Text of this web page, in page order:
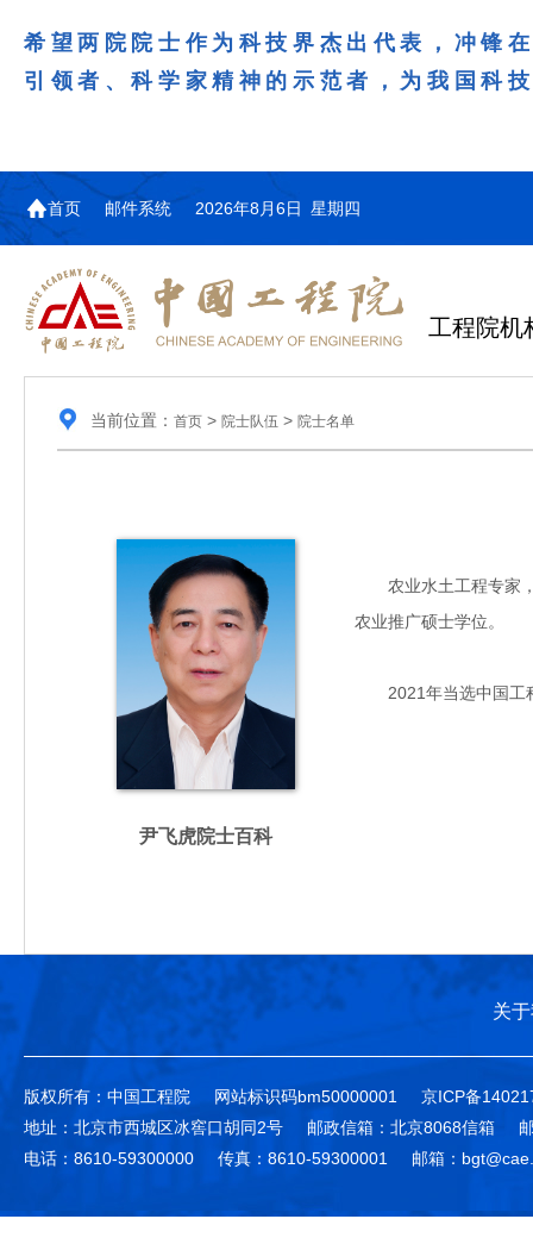
希望两院院士作为科技界杰出代表，冲锋
引领者、科学家精神的示范者，为我国科
首页 邮件系统 2026年8月6日 星期四
工程院机
当前位置： 首页> 院士队伍 > 院士名单
尹飞虎院士百科
农业水土工程专家，
农业推广硕士学位。
2021年当选中国工
关
版权所有：中国工程院 网站标识码bm50000001
京ICP备
地址：北京市西城区冰窖口胡同2号
邮政信箱：北京8068信箱
电话：8610-59300000
传真：8610-59300001 邮箱：